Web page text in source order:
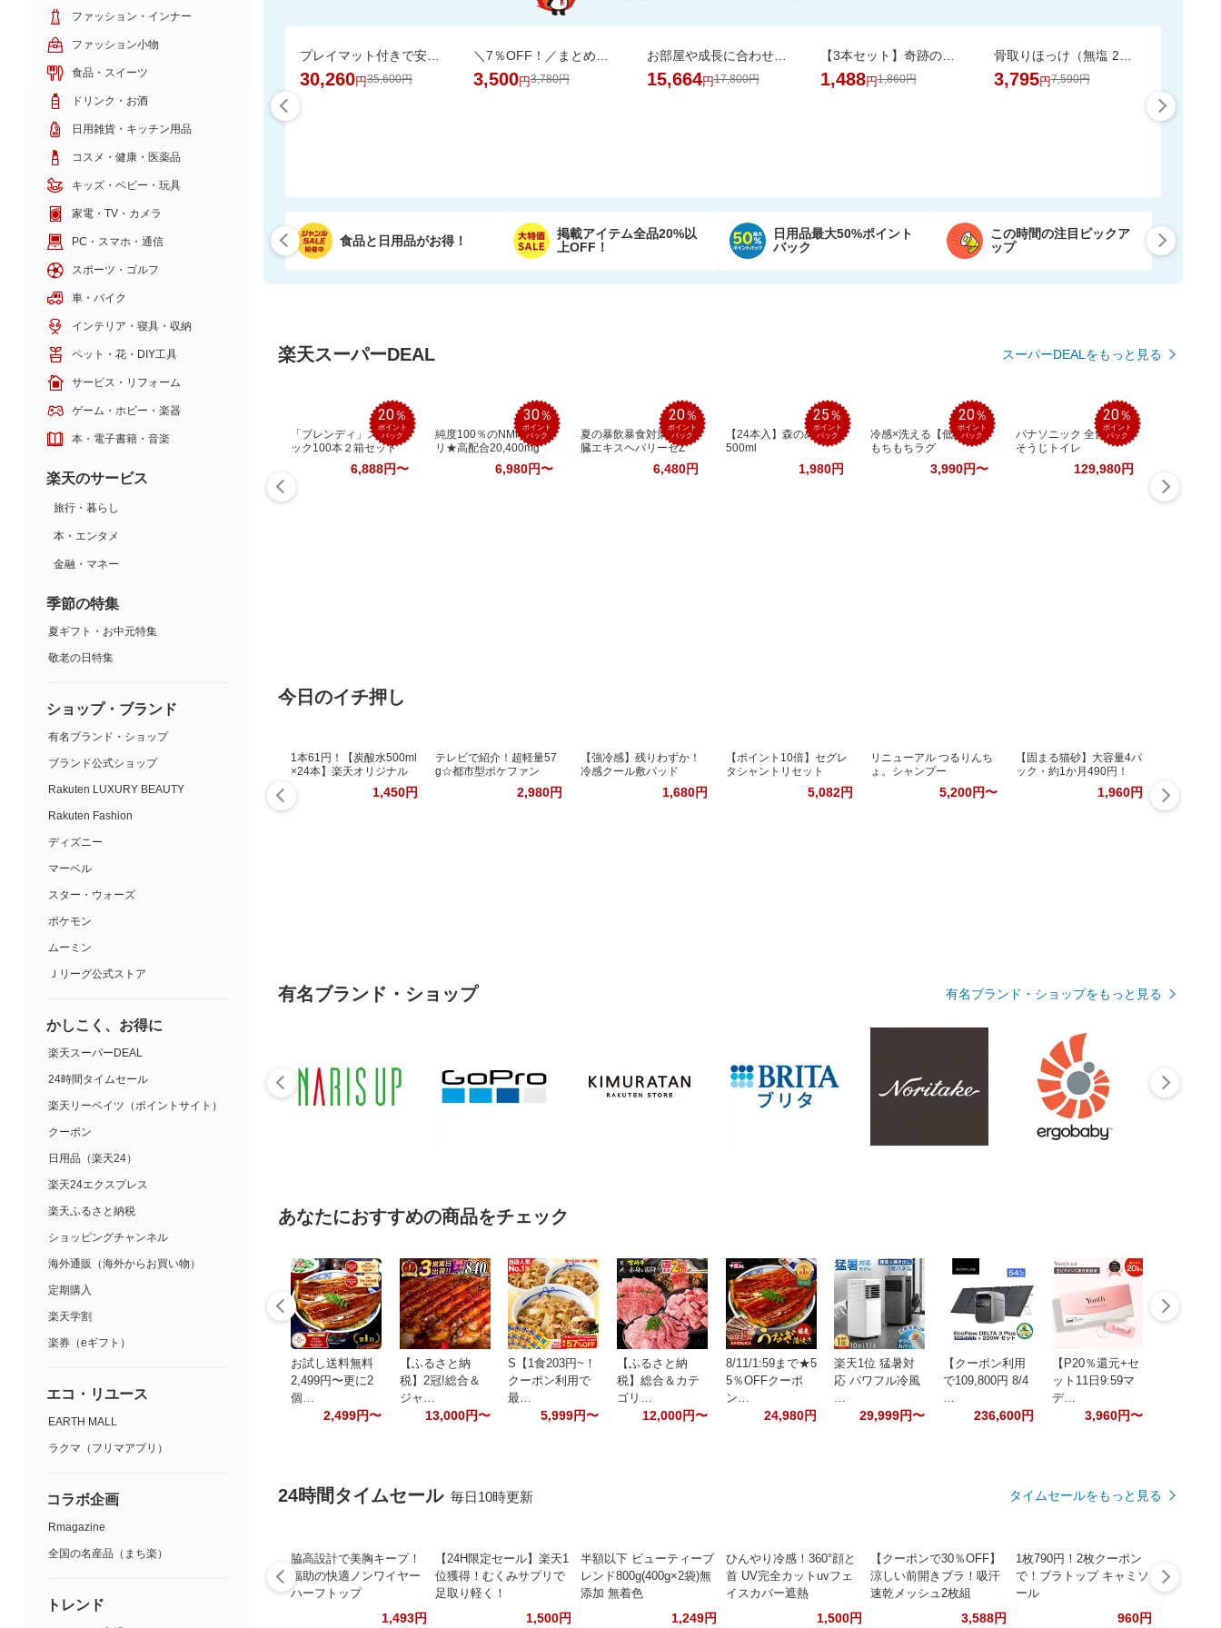
プレイマット付きで安心・快適な遊び空間
30,260円35,600円 3,500円3,780円
お部屋や成長に合わせて7通りに使える、多機能ベビーサークル
15,664円17,800円
【3本セット】奇跡の歯ブラシ 正規品 / CMで話題 / 独自のピラミッド構造
1,488円1,860円 3,795円7,590円
食品と日用品がお得！
掲載アイテム全品20%以
上OFF！
日用品最大50%ポイント
バック
この時間の注目ピックア
ップ
楽天スーパーDEAL スーパーDEALをもっと見る
20％
ポイント
バック
「ブレンディ」スティ
ック100本２箱セット
6,888円〜
30％
ポイント
バック
純度100％のNMNサプ
リ★高配合20,400mg
6,980円〜
20％
ポイント
バック
夏の暴飲暴食対策！肝
臓エキスヘパリーゼZ
6,480円
25％
ポイント
バック
【24本入】森のめぐ美
500ml
1,980円
20％
ポイント
バック
冷感×洗える【低反発】
もちもちラグ
3,990円〜
20％
ポイント
バック
パナソニック 全自動お
そうじトイレ
129,980円
今日のイチ押し
1本61円！【炭酸水500ml
×24本】楽天オリジナル
1,450円
テレビで紹介！超軽量57
g☆都市型ポケファン
2,980円
【強冷感】残りわずか！
冷感クール敷パッド
1,680円
【ポイント10倍】セグレ
タシャントリセット
5,082円
リニューアル つるりんち
ょ。シャンプー
5,200円〜
【固まる猫砂】大容量4パ
ック・約1か月490円！
1,960円
有名ブランド・ショップ 有名ブランド・ショップをもっと見る
あなたにおすすめの商品をチェック
お試し送料無料
2,499円〜更に2
個…
2,499円〜
【ふるさと納
税】2冠!総合＆
ジャ…
13,000円〜
S【1食203円~！
クーポン利用で
最…
5,999円〜
【ふるさと納
税】総合＆カテ
ゴリ…
12,000円〜
8/11/1:59まで★5
5％OFFクーポ
ン…
24,980円
楽天1位 猛暑対
応 パワフル冷風
…
29,999円〜
【クーポン利用
で109,800円 8/4
…
236,600円
【P20％還元+セ
ット11日9:59マ
デ…
3,960円〜
24時間タイムセール 毎日10時更新 タイムセールをもっと見る
脇高設計で美胸キープ！
福助の快適ノンワイヤー
ハーフトップ
1,493円
【24H限定セール】楽天1
位獲得！むくみサプリで
足取り軽く！
1,500円
半額以下 ビューティーブ
レンド800g(400g×2袋)無
添加 無着色
1,249円
ひんやり冷感！360°顔と
首 UV完全カットuvフェ
イスカバー遮熱
1,500円
【クーポンで30％OFF】
涼しい前開きブラ！吸汗
速乾メッシュ2枚組
3,588円
1枚790円！2枚クーポン
で！ブラトップ キャミソ
ール
960円
ファッション・インナー
ファッション小物
食品・スイーツ
ドリンク・お酒
日用雑貨・キッチン用品
コスメ・健康・医薬品
キッズ・ベビー・玩具
家電・TV・カメラ
PC・スマホ・通信
スポーツ・ゴルフ
車・バイク
インテリア・寝具・収納
ペット・花・DIY工具
サービス・リフォーム
ゲーム・ホビー・楽器
本・電子書籍・音楽
楽天のサービス
旅行・暮らし
本・エンタメ
金融・マネー
季節の特集
夏ギフト・お中元特集
敬老の日特集
ショップ・ブランド
有名ブランド・ショップ
ブランド公式ショップ
Rakuten LUXURY BEAUTY
Rakuten Fashion
ディズニー
マーベル
スター・ウォーズ
ポケモン
ムーミン
Ｊリーグ公式ストア
かしこく、お得に
楽天スーパーDEAL
24時間タイムセール
楽天リーベイツ（ポイントサイト）
クーポン
日用品（楽天24）
楽天24エクスプレス
楽天ふるさと納税
ショッピングチャンネル
海外通販（海外からお買い物）
定期購入
楽天学割
楽券（eギフト）
エコ・リユース
EARTH MALL
ラクマ（フリマアプリ）
コラボ企画
Rmagazine
全国の名産品（まち楽）
トレンド